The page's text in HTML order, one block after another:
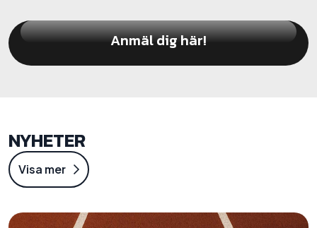
Anmäl dig här!
NYHETER
Visa mer